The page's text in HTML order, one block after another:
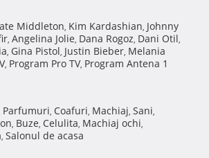
Middleton, Kim Kardashian, Johnny
, Angelina Jolie, Dana Rogoz, Dani Otil,
, Gina Pistol, Justin Bieber, Melania
, Program Pro TV, Program Antena 1
Parfumuri, Coafuri, Machiaj, Sani,
, Buze, Celulita, Machiaj ochi,
, Salonul de acasa